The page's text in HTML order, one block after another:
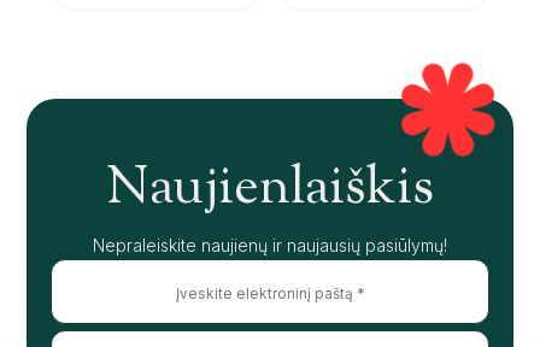
Naujienlaiškis
Nepraleiskite naujienų ir naujausių pasiūlymų!